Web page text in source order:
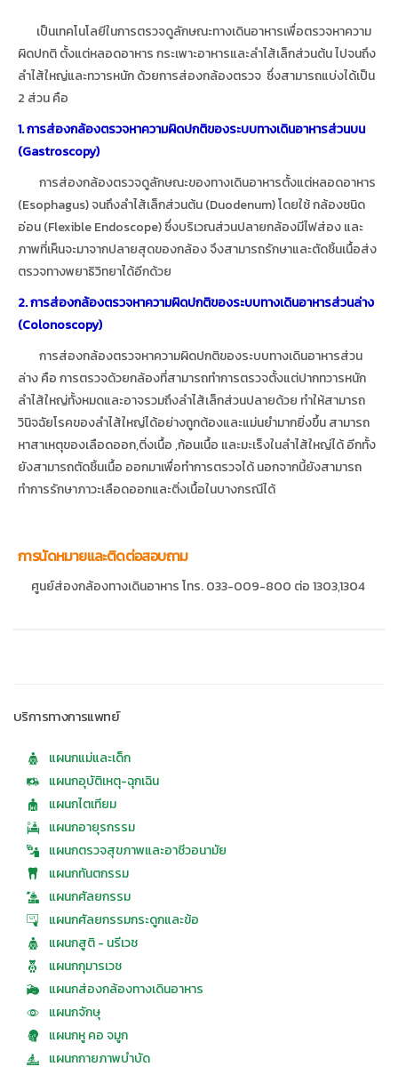
เป็นเทคโนโลยีในการตรวจดูลักษณะทางเดินอาหารเพื่อตรวจหาความ
ผิดปกติ ตั้งแต่หลอดอาหาร กระเพาะอาหารและลำไส้เล็กส่วนต้น ไปจนถึง
ลำไส้ใหญ่และทวารหนัก ด้วยการส่องกล้องตรวจ ซึ่งสามารถแบ่งได้เป็น
2 ส่วน คือ
1. การส่องกล้องตรวจหาความผิดปกติของระบบทางเดินอาหารส่วนบน
(Gastroscopy)
การส่องกล้องตรวจดูลักษณะของทางเดินอาหารตั้งแต่หลอดอาหาร
(Esophagus) จนถึงลำไส้เล็กส่วนต้น (Duodenum) โดยใช้ กล้องชนิด
อ่อน (Flexible Endoscope) ซึ่งบริเวณส่วนปลายกล้องมีไฟส่อง และ
ภาพที่เห็นจะมาจากปลายสุดของกล้อง จึงสามารถรักษาและตัดชิ้นเนื้อส่ง
ตรวจทางพยาธิวิทยาได้อีกด้วย
2. การส่องกล้องตรวจหาความผิดปกติของระบบทางเดินอาหารส่วนล่าง
(Colonoscopy)
การส่องกล้องตรวจหาความผิดปกติของระบบทางเดินอาหารส่วน
ล่าง คือ การตรวจด้วยกล้องที่สามารถทำการตรวจตั้งแต่ปากทวารหนัก
ลำไส้ใหญ่ทั้งหมดและอาจรวมถึงลำไส้เล็กส่วนปลายด้วย ทำให้สามารถ
วินิจฉัยโรคของลำไส้ใหญ่ได้อย่างถูกต้องและแม่นยำมากยิ่งขึ้น สามารถ
หาสาเหตุของเลือดออก,ติ่งเนื้อ ,ก้อนเนื้อ และมะเร็งในลำไส้ใหญ่ได้ อีกทั้ง
ยังสามารถตัดชิ้นเนื้อ ออกมาเพื่อทำการตรวจได้ นอกจากนี้ยังสามารถ
ทำการรักษาภาวะเลือดออกและติ่งเนื้อในบางกรณีได้
การนัดหมายและติดต่อสอบถาม
ศูนย์ส่องกล้องทางเดินอาหาร โทร. 033-009-800 ต่อ 1303,1304
บริการทางการแพทย์
แผนกแม่และเด็ก
แผนกอุบัติเหตุ-ฉุกเฉิน
แผนกไตเทียม
แผนกอายุรกรรม
แผนกตรวจสุขภาพและอาชีวอนามัย
แผนกทันตกรรม
แผนกศัลยกรรม
แผนกศัลยกรรมกระดูกและข้อ
แผนกสูติ - นรีเวช
แผนกกุมารเวช
แผนกส่องกล้องทางเดินอาหาร
แผนกจักษุ
แผนกหู คอ จมูก
แผนกกายภาพบำบัด